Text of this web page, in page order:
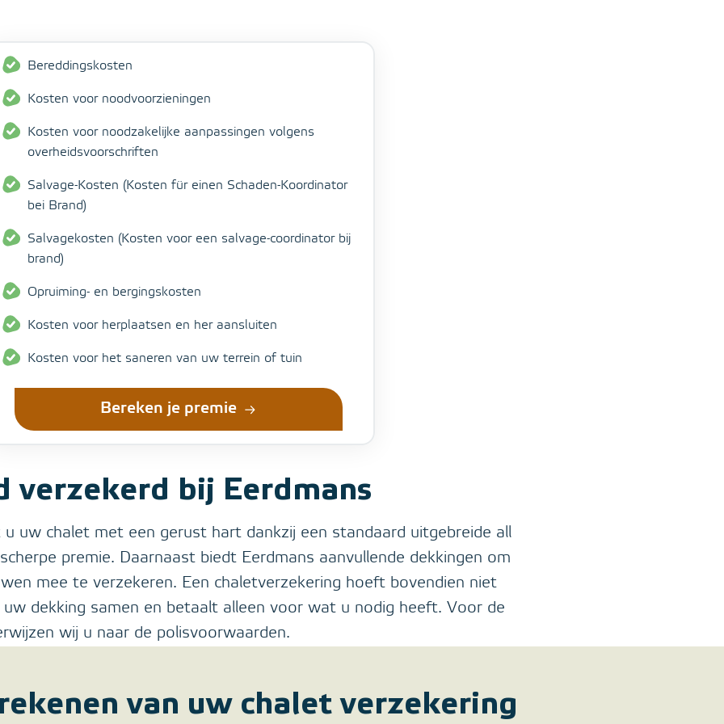
Bereddingskosten
Kosten voor noodvoorzieningen
Kosten voor noodzakelijke aanpassingen volgens
overheidsvoorschriften
Salvage-Kosten (Kosten für einen Schaden-Koordinator
bei Brand)
Salvagekosten (Kosten voor een salvage-coordinator bij
brand)
Opruiming- en bergingskosten
Kosten voor herplaatsen en her aansluiten
Kosten voor het saneren van uw terrein of tuin
Bereken je premie
verzekerd bij Eerdmans
uw chalet met een gerust hart dankzij een standaard uitgebreide all
premie. Daarnaast biedt Eerdmans aanvullende dekkingen om
mee te verzekeren. Een chaletverzekering hoeft bovendien niet
dekking samen en betaalt alleen voor wat u nodig heeft. Voor de
wij u naar de polisvoorwaarden.
van uw chalet verzekering